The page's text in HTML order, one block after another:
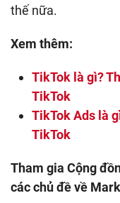
thế nữa.
Xem thêm:
TikTok là gì?
TikTok
TikTok Ads là
TikTok
Tham gia Cộng
các chủ đề về